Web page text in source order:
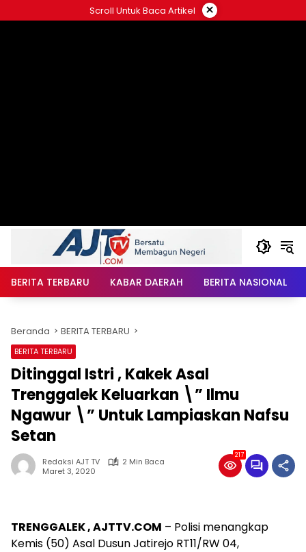
ke
Scroll Untuk Baca Artikel ×
BERITA TERBARU KABAR DAERAH BERITA NASIONAL
Beranda BERITA TERBARU
BERITA TERBARU
Ditinggal Istri , Kakek Asal
Trenggalek Keluarkan \” Ilmu
Ngawur \” Untuk Lampiaskan Nafsu
Setan
Redaksi AJT TV
2 Min Baca
Maret 3, 2020
217
TRENGGALEK , AJTTV.COM – Polisi menangkap
Kemis (50) Asal Dusun Jatirejo RT11/RW 04,